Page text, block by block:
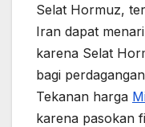
Selat Hormuz,
Iran dapat
karena Selat
bagi perdagangan
Tekanan harga
karena pasokan